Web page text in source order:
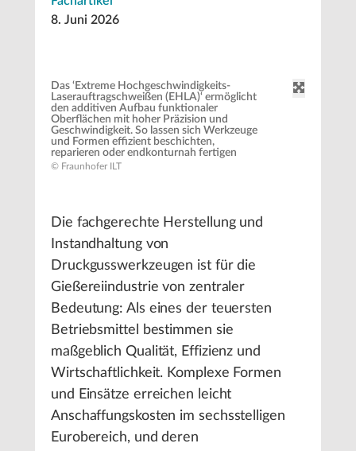
8. Juni 2026
Das ‘Extreme Hochgeschwindigkeits-
Laserauftragschweißen (EHLA)‘ ermöglicht
den additiven Aufbau funktionaler
Oberflächen mit hoher Präzision und
Geschwindigkeit. So lassen sich Werkzeuge
und Formen effizient beschichten,
reparieren oder endkonturnah fertigen
© Fraunhofer ILT
Die fachgerechte Herstellung und
Instandhaltung von
Druckgusswerkzeugen ist für die
Gießereiindustrie von zentraler
Bedeutung: Als eines der teuersten
Betriebsmittel bestimmen sie
maßgeblich Qualität, Effizienz und
Wirtschaftlichkeit. Komplexe Formen
und Einsätze erreichen leicht
Anschaffungskosten im sechsstelligen
Eurobereich, und deren